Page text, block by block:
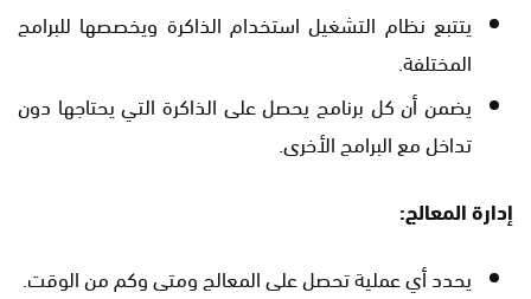
يتتبع نظام التشغيل استخدام الذاكرة ويخصصها للبرامج
المختلفة.
يضمن أن كل برنامج يحصل على الذاكرة التي يحتاجها دون
تداخل مع البرامج الأخرى.
إدارة المعالج:
يحدد أي عملية تحصل على المعالج ومتى وكم من الوقت.